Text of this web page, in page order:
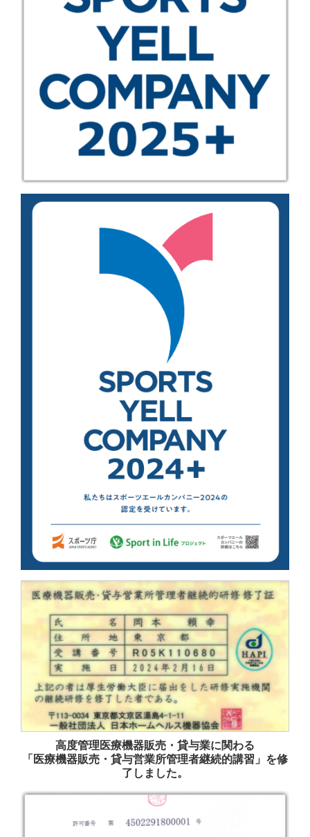
高度管理医療機器販売・貸与業に関わる
「医療機器販売・貸与営業所管理者継続的講習」を修
了しました。